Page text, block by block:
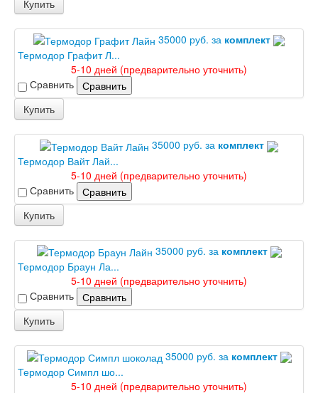
Купить
35000 руб. за комплект
Термодор Графит Л...
5-10 дней (предварительно уточнить)
Сравнить Сравнить
Купить
35000 руб. за комплект
Термодор Вайт Лай...
5-10 дней (предварительно уточнить)
Сравнить Сравнить
Купить
35000 руб. за комплект
Термодор Браун Ла...
5-10 дней (предварительно уточнить)
Сравнить Сравнить
Купить
35000 руб. за комплект
Термодор Симпл шо...
5-10 дней (предварительно уточнить)